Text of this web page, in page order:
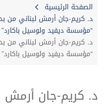
الصفحة الرئيسية
د. كريم-جان أرمش لبناني من
“مؤسسة ديفيد ولوسيل باكارد”
د. كريم-جان أرمش لبناني من
“مؤسسة ديفيد ولوسيل باكارد”
د. كريم-جان أرمش